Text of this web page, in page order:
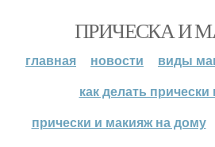
ПРИЧЕСКА И
главная новости
виды
как делать
прически и макияж на дому